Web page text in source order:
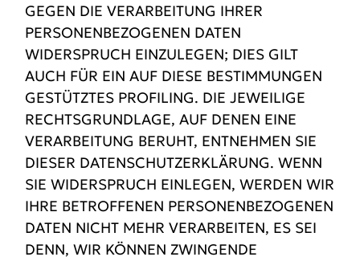
GEGEN DIE VERARBEITUNG IHRER
PERSONENBEZOGENEN DATEN
WIDERSPRUCH EINZULEGEN; DIES GILT
AUCH FÜR EIN AUF DIESE BESTIMMUNGEN
GESTÜTZTES PROFILING. DIE JEWEILIGE
RECHTSGRUNDLAGE, AUF DENEN EINE
VERARBEITUNG BERUHT, ENTNEHMEN SIE
DIESER DATENSCHUTZERKLÄRUNG. WENN
SIE WIDERSPRUCH EINLEGEN, WERDEN WIR
IHRE BETROFFENEN PERSONENBEZOGENEN
DATEN NICHT MEHR VERARBEITEN, ES SEI
DENN, WIR KÖNNEN ZWINGENDE